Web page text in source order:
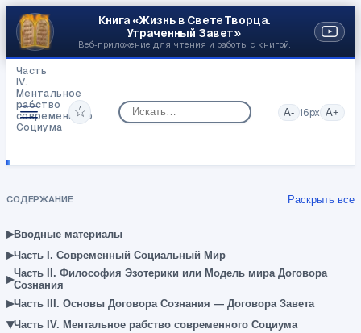
Книга «Жизнь в Свете Творца.
Утраченный Завет»
Веб‑приложение для чтения и работы с книгой.
Часть
IV.
Ментальное
рабство
современного
Социума
Психо-
плана
☆ A- 16px A+
СОДЕРЖАНИЕ Раскрыть все
▸Вводные материалы
▸Часть I. Современный Социальный Мир
▸Часть II. Философия Эзотерики или Модель мира Договора
Сознания
▸Часть III. Основы Договора Сознания — Договора Завета
▾Часть IV. Ментальное рабство современного Социума